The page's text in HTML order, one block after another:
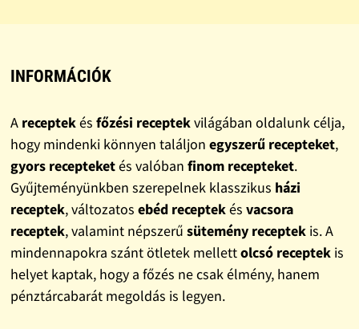
INFORMÁCIÓK
A receptekés főzési receptekvilágában oldalunk célja,
hogy mindenki könnyen találjon egyszerű recepteket,
gyors recepteketés valóban finom recepteket.
Gyűjteményünkben szerepelnek klasszikus házi
receptek, változatos ebéd receptekés vacsora
receptek, valamint népszerű sütemény receptekis. A
mindennapokra szánt ötletek mellettolcsó receptekis
helyet kaptak, hogy a főzés ne csak élmény, hanem
pénztárcabarát megoldás is legyen.